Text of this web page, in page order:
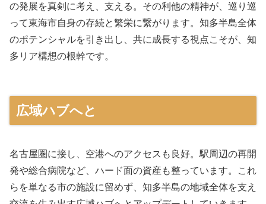
の発展を真剣に考え、支える。その利他の精神が、巡り巡
って東海市自身の存続と繁栄に繋がります。知多半島全体
のポテンシャルを引き出し、共に成長する視点こそが、知
多リア構想の根幹です。
広域ハブへと
名古屋圏に接し、空港へのアクセスも良好。駅周辺の再開
発や総合病院など、ハード面の資産も整っています。これ
らを単なる市の施設に留めず、知多半島の地域全体を支え